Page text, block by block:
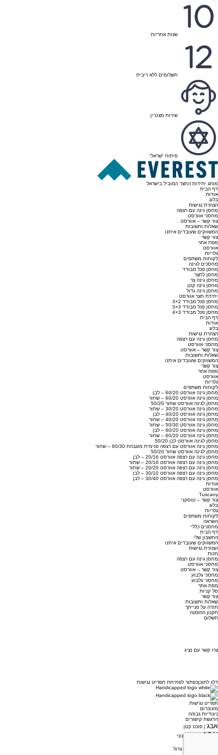
שנות אחריות
תשלומים ללא ריבית
שירות מצטיין
פיתוח ישראלי
מותג יחידות החצר המוביל בישראל
דף הבית
אודות
בלוג
הצהרת נגישות
מחסן גינה עם רצפה
מחסני אוורסט
צור קשר – אוורסט
שאלות ותשובות
המשווקים שעובדים איתנו
צור קשר
מפת אתר
אוורסט
גלריות
לקוחות משתפים
מחסנים לגינה
מחסן פנל מבודד
מחסן לחצר
מחסן גינה צר
מחסן גינה קטן
מחסן גינה גדול
יחידת חצר אוורסט
מחסן פנל מבודד 2×3
מחסן פנל מבודד 3×3
מחסן פנל מבודד 3×4
דף הבית
אודות
בלוג
הצהרת נגישות
מחסן גינה עם רצפה
מחסני אוורסט
צור קשר – אוורסט
שאלות ותשובות
המשווקים שעובדים איתנו
צור קשר
מפת אתר
אוורסט
גלריות
לקוחות משתפים
מחסן גינה אוורסט 60/20 – לבן
מחסן גינה אוורסט 60/20 – שחור
מחסן לגינה אוורסט שחור 50/20
מחסן גינה אוורסט 30/20 – שחור
מחסן גינה אוורסט 40/20 – לבן
מחסן גינה אוורסט 40/20 – שחור
מחסן גינה אוורסט 50/30 – שחור
מחסן גינה אוורסט 60/20 – לבן
מחסן גינה אוורסט 60/20 – שחור
מחסן לגינה אוורסט לבן 50/20
מחסן גינה אוורסט עם רצפה פנימית מוגבהת 60/30 – שחור
מחסן לגינה אוורסט שחור 50/20
מחסן גינה עם רצפה אוורסט 20/16 – לבן
מחסן גינה עם רצפה אוורסט 20/16 – שחור
מחסן גינה עם רצפה אוורסט 20/20 – שחור
מחסן גינה עם רצפה אוורסט 30/10 – לבן
מחסן גינה עם רצפה אוורסט 30/40 – לבן
אודות
אוורסט
Tuscany
צור קשר – טוסקני
בלוג
גלריות
לקוחות משתפים
השראה
מחסנים כללי
דף הבית
החשבון שלי
המשווקים שעובדים איתנו
הצהרת נגישות
חנות
מחסן גינה עם רצפה
מחסני אוורסט
צור קשר – אוורסט
מחסני גלבוע
מחסני גלבוע
מפת אתר
סל קניות
צור קשר
שאלות ותשובות
תודה על פנייתך
תקנון ההזמנה
תשלום
צרו קשר עם נציג
דלג לתוכןכפתור לפתיחת תפריט נגישות
תפריט נגישות
מונוכרום
ניגודיות גבוהה
הדגשת קישורים
אבג | פונט קטן
אבג | פונט בינוני
| פונט גדול